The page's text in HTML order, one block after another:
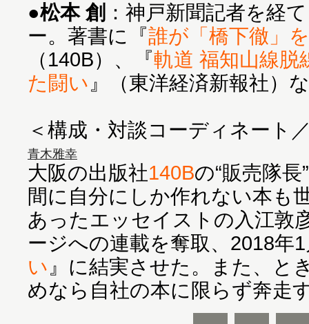
●松本 創 ：神戸新聞記者を経
ー。著書に『誰が「橋下徹」
（140B）、『軌道 福知山線脱
た闘い 』（東洋経済新報社）
＜構成・対談コーディネート
青木雅幸
大阪の出版社140Bの“販売隊
間に自分にしか作れない本も
あったエッセイストの入江敦
ージへの連載を奪取、2018年
い 』に結実させた。また、と
めなら自社の本に限らず奔走